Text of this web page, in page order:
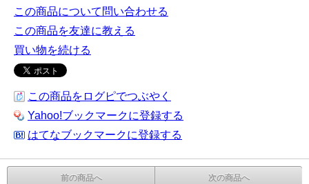
この商品について問い合わせる
この商品を友達に教える
買い物を続ける
この商品をログピでつぶやく
Yahoo!ブックマークに登録する
はてなブックマークに登録する
前の商品へ 次の商品へ